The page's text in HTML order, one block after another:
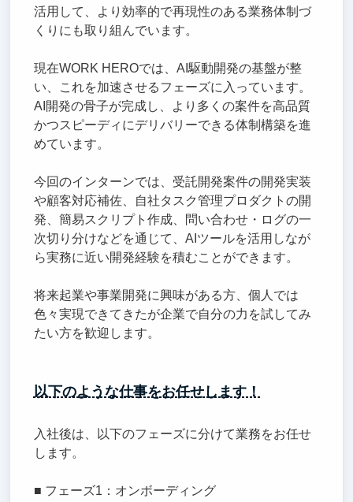
活用して、より効率的で再現性のある業務体制づ
くりにも取り組んでいます。
現在WORK HEROでは、AI駆動開発の基盤が整
い、これを加速させるフェーズに入っています。
AI開発の骨子が完成し、より多くの案件を高品質
かつスピーディにデリバリーできる体制構築を進
めています。
今回のインターンでは、受託開発案件の開発実装
や顧客対応補佐、自社タスク管理プロダクトの開
発、簡易スクリプト作成、問い合わせ・ログの一
次切り分けなどを通じて、AIツールを活用しなが
ら実務に近い開発経験を積むことができます。
将来起業や事業開発に興味がある方、個人では
色々実現できてきたが企業で自分の力を試してみ
たい方を歓迎します。
以下のような仕事をお任せします！
入社後は、以下のフェーズに分けて業務をお任せ
します。
■ フェーズ1：オンボーディング